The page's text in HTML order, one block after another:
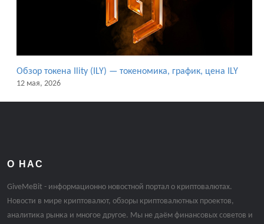
Обзор токена Ility (ILY) — токеномика, график, цена ILY
12 мая, 2026
О НАС
GiveMeBit - информационно новостной портал о криптовалютах.
Новости в мире криптовалют, обзоры криптовалютных проектов,
аналитика рынка и многое другое. Мы не даём финансовых советов и